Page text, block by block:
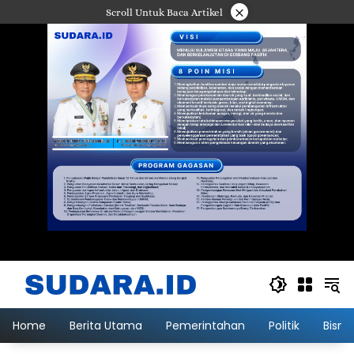
ke
Scroll Untuk Baca Artikel ×
Home Berita Utama Pemerintahan Politik